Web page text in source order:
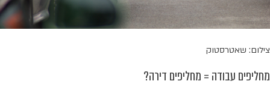
צילום: שאטרסטוק
מחליפים עבודה = מחליפים דירה?